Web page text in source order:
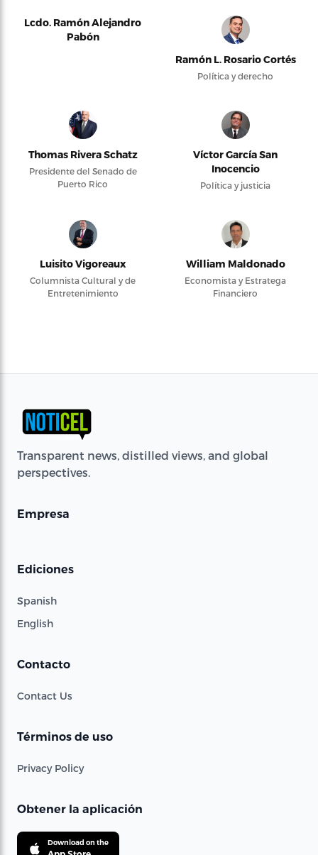
Lcdo. Ramón Alejandro
Pabón
Ramón L. Rosario Cortés
Política y derecho
Thomas Rivera Schatz
Presidente del Senado de
Puerto Rico
Víctor García San
Inocencio
Política y justicia
Luisito Vigoreaux
Columnista Cultural y de
Entretenimiento
William Maldonado
Economista y Estratega
Financiero
Transparent news, distilled views, and global
perspectives.
Empresa
Ediciones
Spanish
English
Contacto
Contact Us
Términos de uso
Privacy Policy
Obtener la aplicación
Download on the